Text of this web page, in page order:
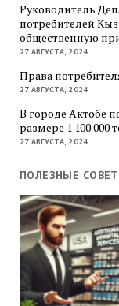
Руководитель
потребителей
общественную
27 АВГУСТА, 2024
Права
27 АВГУСТА, 2024
В городе Актобе
размере 1 100 000
27 АВГУСТА, 2024
ПОЛЕЗНЫЕ